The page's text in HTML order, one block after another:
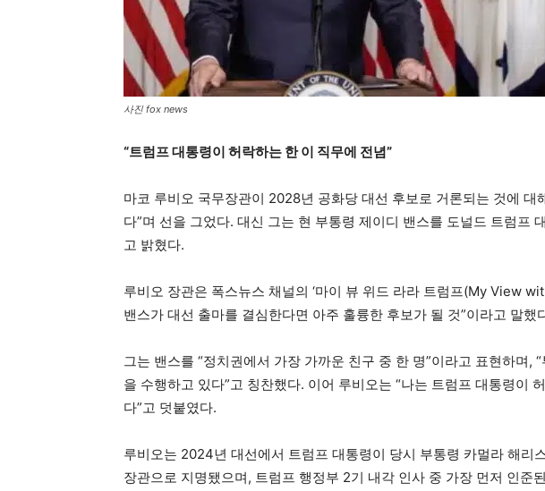
사진 fox news
“트럼프 대통령이 허락하는 한 이 직무에 전념”
마코 루비오 국무장관이 2028년 공화당 대선 후보로 거론되는 것에 대
다”며 선을 그었다. 대신 그는 현 부통령 제이디 밴스를 도널드 트럼프
고 밝혔다.
루비오 장관은 폭스뉴스 채널의 ‘마이 뷰 위드 라라 트럼프(My View
밴스가 대선 출마를 결심한다면 아주 훌륭한 후보가 될 것”이라고 말했
그는 밴스를 “정치권에서 가장 가까운 친구 중 한 명”이라고 표현하며,
을 수행하고 있다”고 칭찬했다. 이어 루비오는 “나는 트럼프 대통령이
다”고 덧붙였다.
루비오는 2024년 대선에서 트럼프 대통령이 당시 부통령 카멀라 해리
장관으로 지명됐으며, 트럼프 행정부 2기 내각 인사 중 가장 먼저 인준